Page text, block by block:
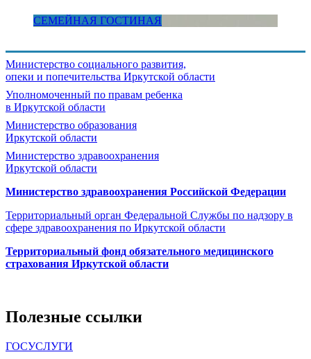
СЕМЕЙНАЯ ГОСТИНАЯ
Министерство социального развития,
опеки и попечительства Иркутской области
Уполномоченный по правам ребенка
в Иркутской области
Министерство образования
Иркутской области
Министерство здравоохранения
Иркутской области
Министерство здравоохранения Росcийской Федерации
Территориальный орган Федеральной Службы по надзору в
сфере здравоохранения по Иркутской области
Территориальный фонд обязательного медицинского
страхования Иркутской области
Полезные ссылки
ГОСУСЛУГИ